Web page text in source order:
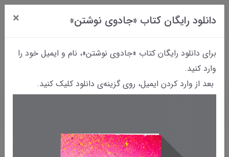
دانلود رایگان کتاب «جادوی نوشتن» ×
برای دانلود رایگان کتاب «جادوی نوشتن»، نام و ایمیل خود را
وارد کنید.
بعد از وارد کردن ایمیل، روی گزینه‌ی دانلود کلیک کنید.